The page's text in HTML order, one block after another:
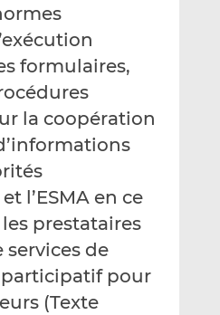
lk
e
d
n
e
b
o
k
formulaires,
la coopération
l’ESMA en ce
prestataires
services de
pour
(Texte